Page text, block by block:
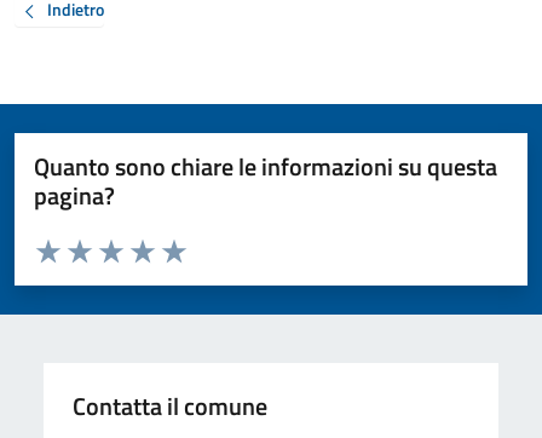
Indietro
Quanto sono chiare le informazioni su questa
pagina?
Valuta da 1 a 5 stelle la pagina
Valuta 5 stelle su 5
Valuta 4 stelle su 5
Valuta 3 stelle su 5
Valuta 2 stelle su 5
Valuta 1 stelle su 5
Contatta il comune